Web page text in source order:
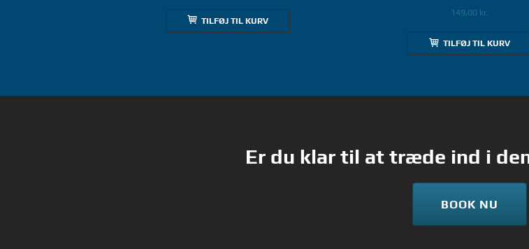
TILFØJ TIL KURV
149,00 kr.
TILFØJ TIL KURV
Er du klar til at træde ind i
BOOK NU